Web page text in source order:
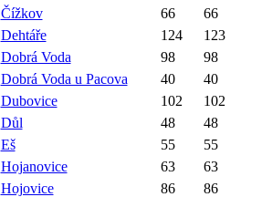
Čížkov
66
66
Dehtáře
124
123
Dobrá Voda
98
98
Dobrá Voda u Pacova
40
40
Dubovice
102
102
Důl
48
48
Eš
55
55
Hojanovice
63
63
Hojovice
86
86